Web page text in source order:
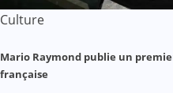
Culture
Mario Raymond publie un
française